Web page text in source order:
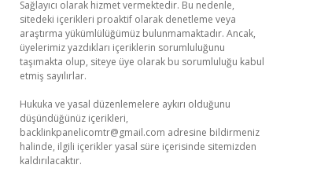
Sağlayıcı olarak hizmet vermektedir. Bu nedenle,
sitedeki içerikleri proaktif olarak denetleme veya
araştırma yükümlülüğümüz bulunmamaktadır. Ancak,
üyelerimiz yazdıkları içeriklerin sorumluluğunu
taşımakta olup, siteye üye olarak bu sorumluluğu kabul
etmiş sayılırlar.
Hukuka ve yasal düzenlemelere aykırı olduğunu
düşündüğünüz içerikleri,
backlinkpanelicomtr@gmail.com adresine bildirmeniz
halinde, ilgili içerikler yasal süre içerisinde sitemizden
kaldırılacaktır.